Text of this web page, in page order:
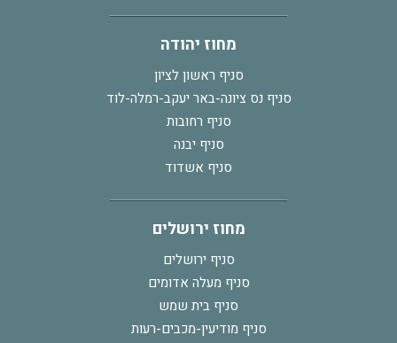
מחוז יהודה
סניף ראשון לציון
סניף נס ציונה-באר יעקב-רמלה-לוד
סניף רחובות
סניף יבנה
סניף אשדוד
מחוז ירושלים
סניף ירושלים
סניף מעלה אדומים
סניף בית שמש
סניף מודיעין-מכבים-רעות